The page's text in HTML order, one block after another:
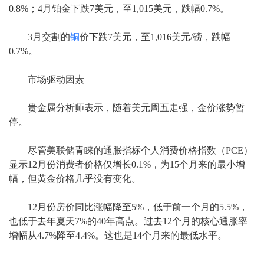
0.8%；4月铂金下跌7美元，至1,015美元，跌幅0.7%。
3月交割的铜价下跌7美元，至1,016美元/磅，跌幅
0.7%。
市场驱动因素
贵金属分析师表示，随着美元周五走强，金价涨势暂
停。
尽管美联储青睐的通胀指标个人消费价格指数（PCE）
显示12月份消费者价格仅增长0.1%，为15个月来的最小增
幅，但黄金价格几乎没有变化。
12月份房价同比涨幅降至5%，低于前一个月的5.5%，
也低于去年夏天7%的40年高点。过去12个月的核心通胀率
增幅从4.7%降至4.4%。这也是14个月来的最低水平。